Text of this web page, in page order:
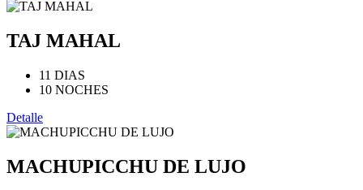
TAJ MAHAL
11 DIAS
10 NOCHES
Detalle
MACHUPICCHU DE LUJO